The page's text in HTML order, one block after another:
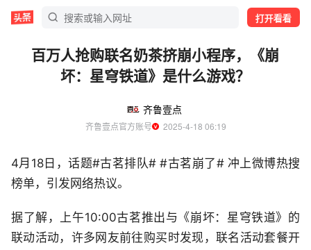
打开看看
百万人抢购联名奶茶挤崩小程序，《崩
坏：星穹铁道》是什么游戏？
齐鲁壹点
齐鲁壹点官方账号
  2025-4-18 06:19
4月18日，话题#古茗排队# #古茗崩了# 冲上微博热搜
榜单，引发网络热议。
据了解，上午10:00古茗推出与《崩坏：星穹铁道》的
联动活动，许多网友前往购买时发现，联名活动套餐开